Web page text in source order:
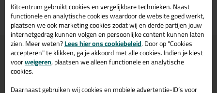
gevelkit geel daarom gemakkelijk en snel op Sika shop!
Voor 21:00 uur besteld
morgen in huis
Gratisbezorging inNL & BE
vanaf75,-
Grootste assortiment
uit voorraad leverbaar wanneer je afhaalt
Kitcentrum gebruikt cookies en vergelijkbare technieken. Naast
functionele en analytische cookies waardoor de website goed werkt,
plaatsen we ook marketing cookies zodat wij en derde partijen jouw
internetgedrag kunnen volgen en persoonlijke content kunnen laten
zien. Meer weten?Lees hier ons cookiebeleid. Door op "Cookies
accepteren" te klikken, ga je akkoord met alle cookies. Indien je kiest
voorweigeren, plaatsen we alleen functionele en analytische
cookies.
Daarnaast gebruiken wij cookies en mobiele advertentie-ID’s voor